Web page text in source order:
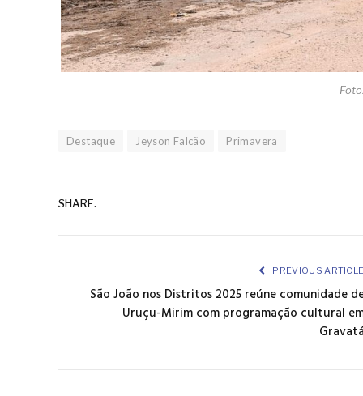
Destaque Jeyson Falcão Primavera
SHARE.
PREVIOUS
São João nos Distritos 2025 reúne comunidade
Uruçu-Mirim com programação cultural